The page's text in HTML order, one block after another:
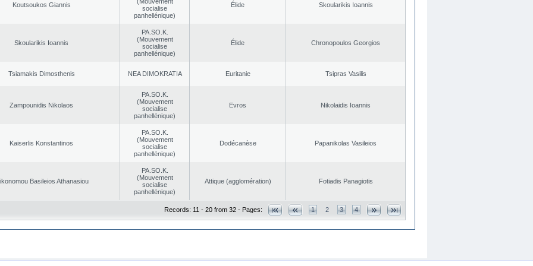
Koutsoukos Giannis
socialise
panhellénique)
Élide Skoularikis Ioannis
Skoularikis Ioannis
PA.SO.K.
(Mouvement
socialise
panhellénique)
Élide Chronopoulos Georgios
Tsiamakis Dimosthenis NEA DΙMOKRATIA Euritanie Tsipras Vasilis
Zampounidis Nikolaos
PA.SO.K.
(Mouvement
socialise
panhellénique)
Evros Nikolaidis Ioannis
Kaiserlis Konstantinos
PA.SO.K.
(Mouvement
socialise
panhellénique)
Dodécanèse Papanikolas Vasileios
Basileios Athanasiou
PA.SO.K.
(Mouvement
socialise
panhellénique)
Αttique (agglomération) Fotiadis Panagiotis
Records: 11 - 20 from 32 - Pages: 1 2 3 4